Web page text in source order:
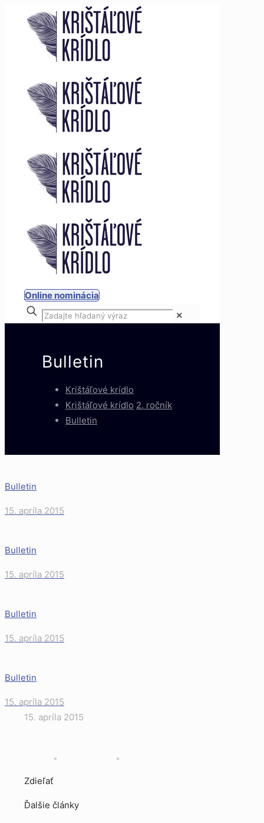
Online nominácia
✕
Bulletin
Krištáľové krídlo
Krištáľové krídlo 2. ročník
Bulletin
Bulletin
15. apríla 2015
Bulletin
15. apríla 2015
Bulletin
15. apríla 2015
Bulletin
15. apríla 2015
15. apríla 2015
Zdieľať
Ďalšie články